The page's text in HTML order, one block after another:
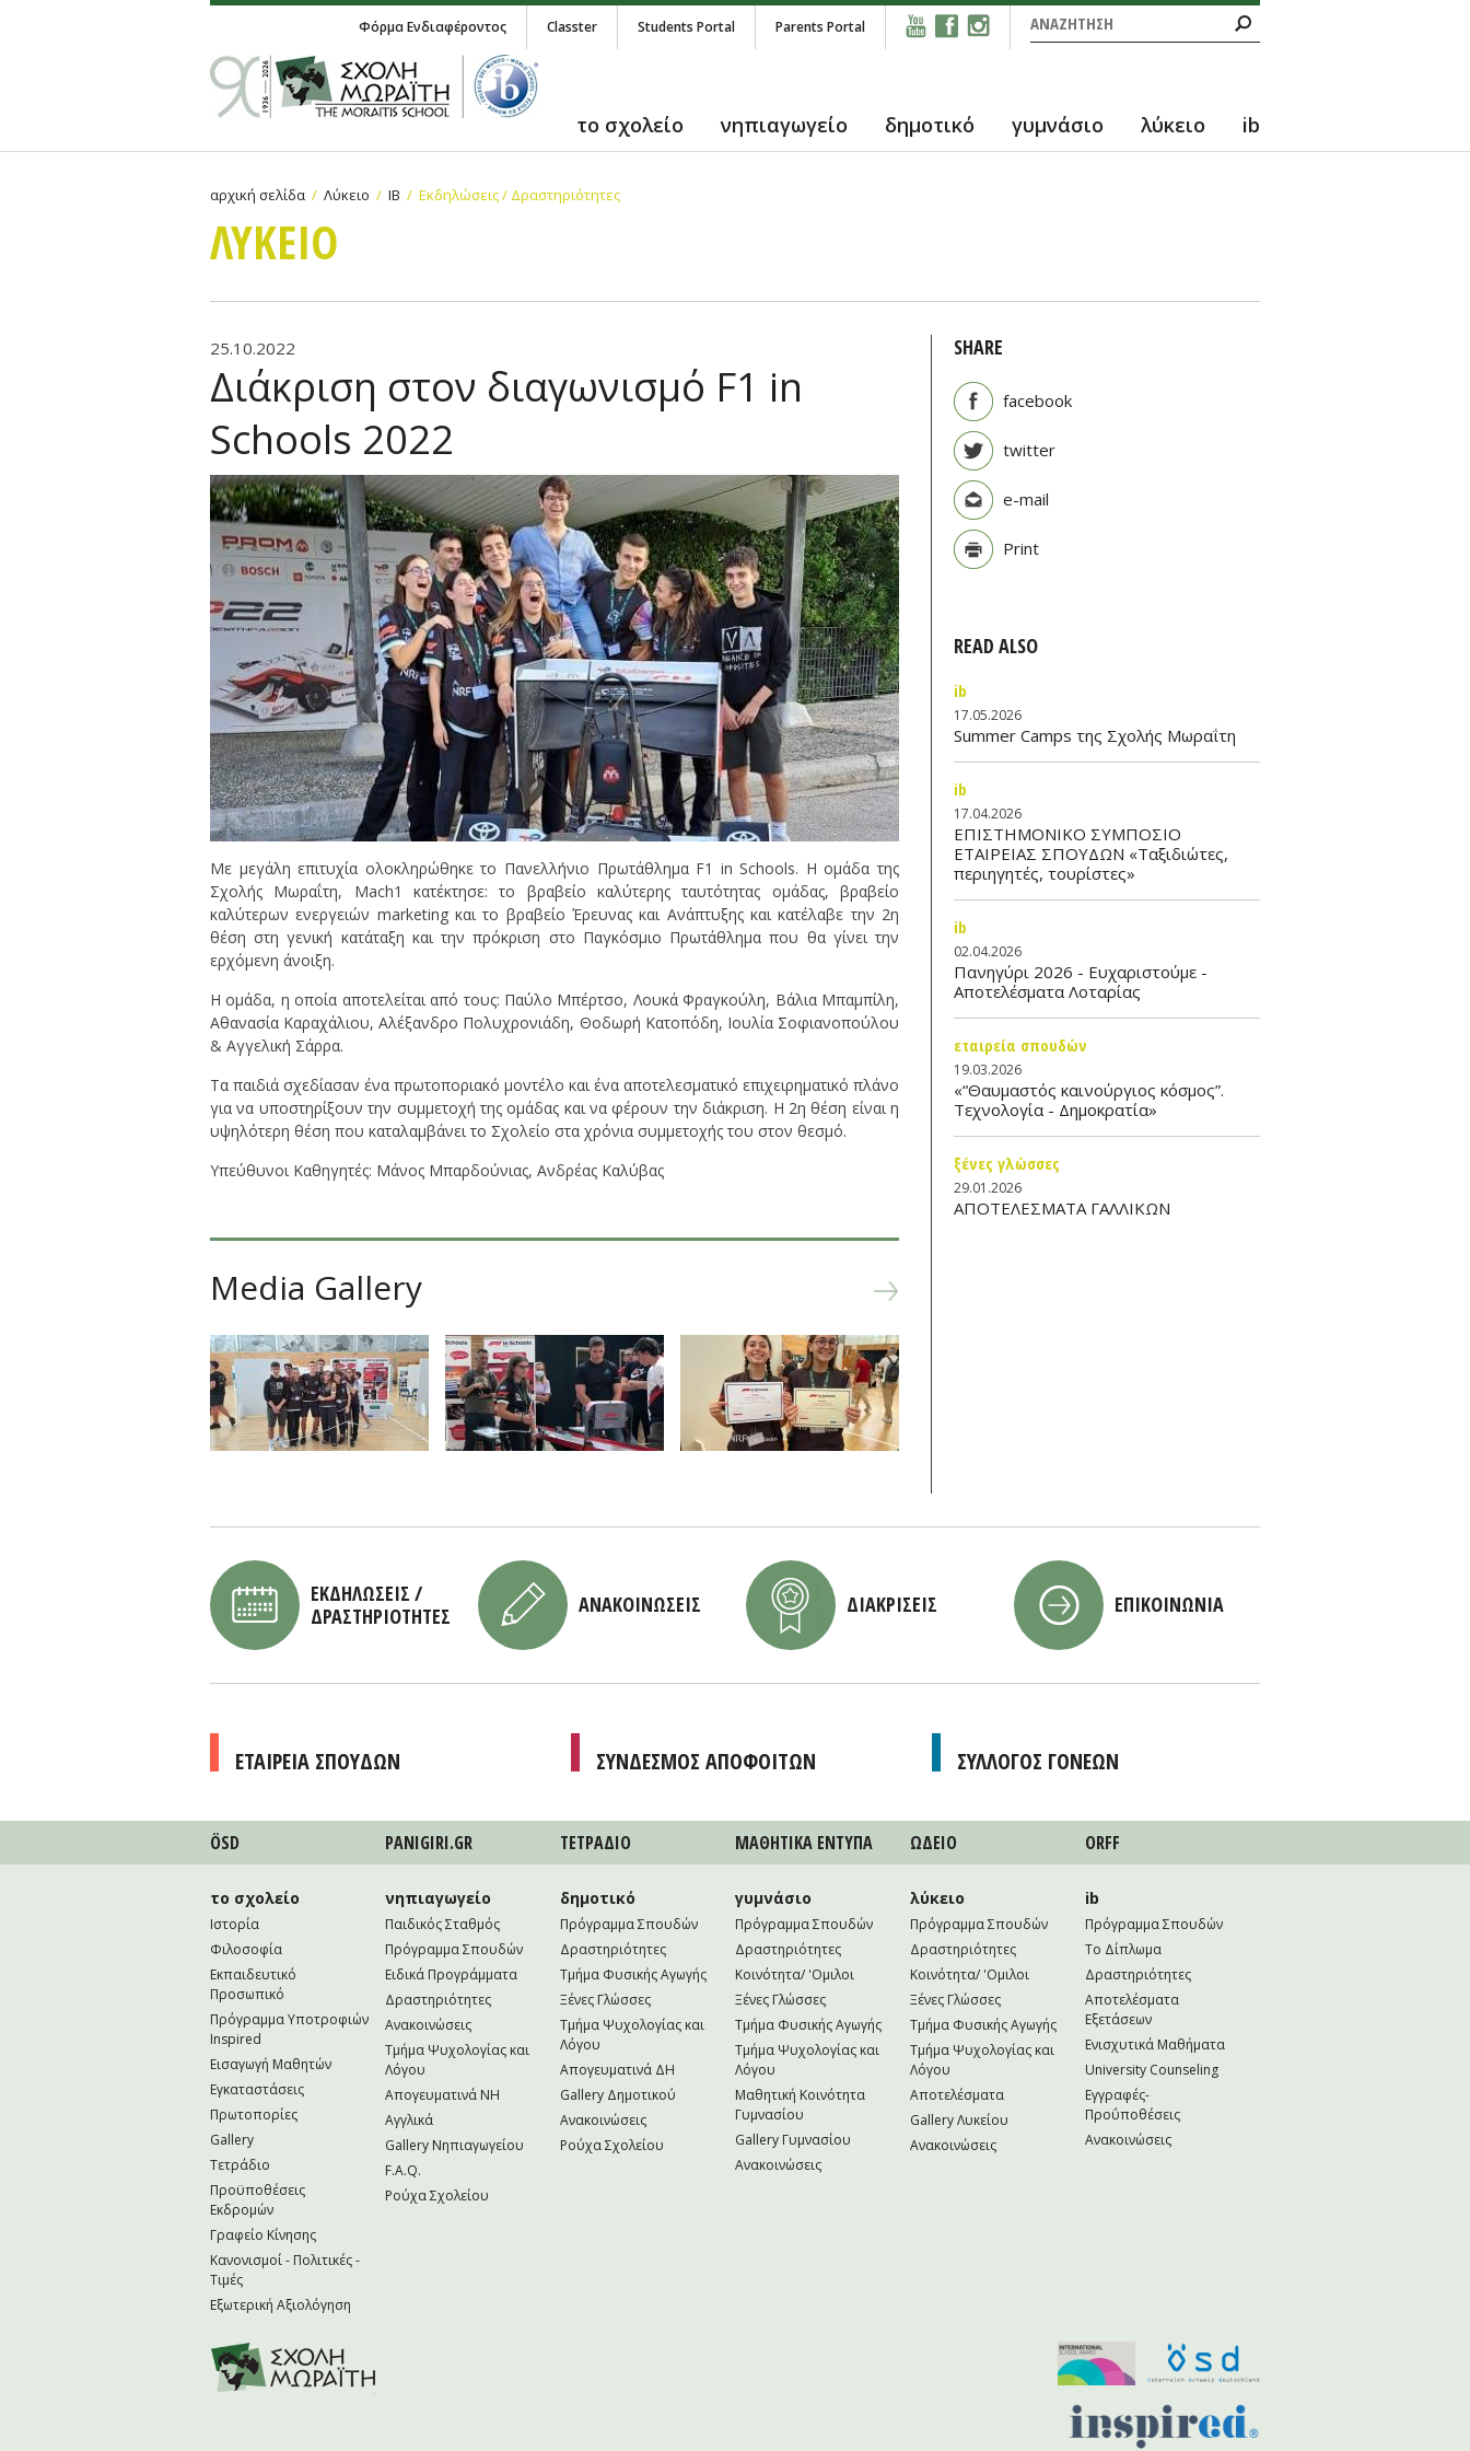
Φόρμα αναζήτησης
Αναζήτηση
Φόρμα Ενδιαφέροντος Classter Students Portal Parents Portal
το σχολείο νηπιαγωγείο δημοτικό γυμνάσιο λύκειο ib
αρχική σελίδα Λύκειο IB Εκδηλώσεις / Δραστηριότητες
ΛΥΚΕΙΟ
25.10.2022
Διάκριση στον διαγωνισμό F1 in
Schools 2022
Με μεγάλη επιτυχία ολοκληρώθηκε το Πανελλήνιο Πρωτάθλημα F1 in Schools. Η ομάδα της
Σχολής Μωραΐτη, Mach1 κατέκτησε: το βραβείο καλύτερης ταυτότητας ομάδας, βραβείο
καλύτερων ενεργειών marketing και το βραβείο Έρευνας και Ανάπτυξης και κατέλαβε την 2η
θέση στη γενική κατάταξη και την πρόκριση στο Παγκόσμιο Πρωτάθλημα που θα γίνει την
ερχόμενη άνοιξη.
Η ομάδα, η οποία αποτελείται από τους: Παύλο Μπέρτσο, Λουκά Φραγκούλη, Βάλια Μπαμπίλη,
Αθανασία Καραχάλιου, Αλέξανδρο Πολυχρονιάδη, Θοδωρή Κατοπόδη, Ιουλία Σοφιανοπούλου
& Αγγελική Σάρρα.
Τα παιδιά σχεδίασαν ένα πρωτοποριακό μοντέλο και ένα αποτελεσματικό επιχειρηματικό πλάνο
για να υποστηρίξουν την συμμετοχή της ομάδας και να φέρουν την διάκριση. Η 2η θέση είναι η
υψηλότερη θέση που καταλαμβάνει το Σχολείο στα χρόνια συμμετοχής του στον θεσμό.
Υπεύθυνοι Καθηγητές: Μάνος Μπαρδούνιας, Ανδρέας Καλύβας
Media Gallery
SHARE
facebook
twitter
e-mail
Print
READ ALSO
ib
17.05.2026
Summer Camps της Σχολής Μωραΐτη
ib
17.04.2026
ΕΠΙΣΤΗΜΟΝΙΚΟ ΣΥΜΠΟΣΙΟ
ΕΤΑΙΡΕΙΑΣ ΣΠΟΥΔΩΝ «Ταξιδιώτες,
περιηγητές, τουρίστες»
ib
02.04.2026
Πανηγύρι 2026 - Ευχαριστούμε -
Αποτελέσματα Λοταρίας
εταιρεία σπουδών
19.03.2026
«“Θαυμαστός καινούργιος κόσμος”.
Τεχνολογία - Δημοκρατία»
ξένες γλώσσες
29.01.2026
ΑΠΟΤΕΛΕΣΜΑΤΑ ΓΑΛΛΙΚΩΝ
ΕΚΔΗΛΩΣΕΙΣ /
ΔΡΑΣΤΗΡΙΟΤΗΤΕΣ
ΑΝΑΚΟΙΝΩΣΕΙΣ ΔΙΑΚΡΙΣΕΙΣ ΕΠΙΚΟΙΝΩΝΙΑ
ΕΤΑΙΡΕΙΑ ΣΠΟΥΔΩΝ ΣΥΝΔΕΣΜΟΣ ΑΠΟΦΟΙΤΩΝ ΣΥΛΛΟΓΟΣ ΓΟΝΕΩΝ
ÖSD PANIGIRI.GR ΤΕΤΡAΔΙΟ ΜΑΘΗΤΙΚA ΕΝΤΥΠΑ ΩΔΕΙΟ ORFF
το σχολείο
Ιστορία
Φιλοσοφία
Εκπαιδευτικό
Προσωπικό
Πρόγραμμα Υποτροφιών
Inspired
Εισαγωγή Μαθητών
Εγκαταστάσεις
Πρωτοπορίες
Gallery
Τετράδιο
Προϋποθέσεις
Εκδρομών
Γραφείο Κίνησης
Κανονισμοί - Πολιτικές -
Τιμές
Εξωτερική Αξιολόγηση
νηπιαγωγείο
Παιδικός Σταθμός
Πρόγραμμα Σπουδών
Ειδικά Προγράμματα
Δραστηριότητες
Ανακοινώσεις
Τμήμα Ψυχολογίας και
Λόγου
Απογευματινά NH
Αγγλικά
Gallery Νηπιαγωγείου
F.A.Q.
Ρούχα Σχολείου
δημοτικό
Πρόγραμμα Σπουδών
Δραστηριότητες
Τμήμα Φυσικής Αγωγής
Ξένες Γλώσσες
Τμήμα Ψυχολογίας και
Λόγου
Απογευματινά ΔΗ
Gallery Δημοτικού
Ανακοινώσεις
Ρούχα Σχολείου
γυμνάσιο
Πρόγραμμα Σπουδών
Δραστηριότητες
Κοινότητα/ 'Ομιλοι
Ξένες Γλώσσες
Τμήμα Φυσικής Αγωγής
Τμήμα Ψυχολογίας και
Λόγου
Μαθητική Κοινότητα
Γυμνασίου
Gallery Γυμνασίου
Ανακοινώσεις
λύκειο
Πρόγραμμα Σπουδών
Δραστηριότητες
Κοινότητα/ 'Ομιλοι
Ξένες Γλώσσες
Τμήμα Φυσικής Αγωγής
Τμήμα Ψυχολογίας και
Λόγου
Αποτελέσματα
Gallery Λυκείου
Ανακοινώσεις
ib
Πρόγραμμα Σπουδών
Το Δίπλωμα
Δραστηριότητες
Αποτελέσματα
Εξετάσεων
Ενισχυτικά Μαθήματα
University Counseling
Εγγραφές-
Προΰποθέσεις
Ανακοινώσεις